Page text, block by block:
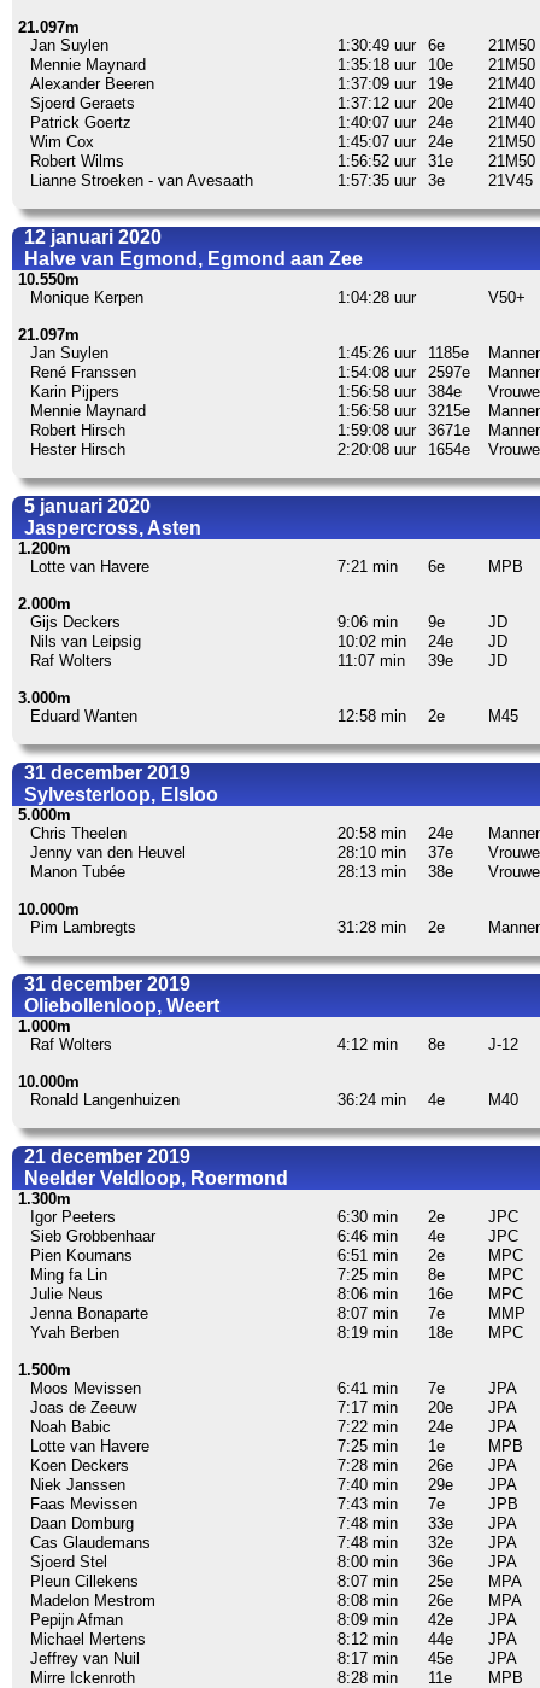
21.097m
Jan Suylen
1:30:49 uur 6e
21M50
Mennie Maynard
1:35:18 uur 10e
21M50
Alexander Beeren
1:37:09 uur 19e
21M40
Sjoerd Geraets
1:37:12 uur 20e
21M40
Patrick Goertz
1:40:07 uur 24e
21M40
Wim Cox
1:45:07 uur 24e
21M50
Robert Wilms
1:56:52 uur 31e
21M50
Lianne Stroeken - van Avesaath
1:57:35 uur 3e 21V45
12 januari 2020
Halve van Egmond, Egmond aan Zee
10.550m
Monique Kerpen
1:04:28 uur V50+
21.097m
Jan Suylen
1:45:26 uur 1185e
René Franssen
1:54:08 uur 2597e
Karin Pijpers
1:56:58 uur 384e
Mennie Maynard
1:56:58 uur 3215e
Robert Hirsch
1:59:08 uur 3671e
Hester Hirsch
2:20:08 uur 1654e
5 januari 2020
Jaspercross, Asten
1.200m
Lotte van Havere
7:21 min 6e MPB
2.000m
Gijs Deckers
9:06 min 9e
JD
Nils van Leipsig
10:02 min 24e
JD
Raf Wolters
11:07 min 39e JD
3.000m
Eduard Wanten
12:58 min 2e M45
31 december 2019
Sylvesterloop, Elsloo
5.000m
Chris Theelen
20:58 min 24e
Jenny van den Heuvel
28:10 min 37e
Manon Tubée
28:13 min 38e
10.000m
Pim Lambregts
31:28 min 2e
31 december 2019
Oliebollenloop, Weert
1.000m
Raf Wolters
4:12 min 8e J-12
10.000m
Ronald Langenhuizen
36:24 min 4e M40
21 december 2019
Neelder Veldloop, Roermond
1.300m
Igor Peeters
6:30 min 2e
JPC
Sieb Grobbenhaar
6:46 min 4e
JPC
Pien Koumans
6:51 min 2e
MPC
Ming fa Lin
7:25 min 8e
MPC
Julie Neus
8:06 min 16e
MPC
Jenna Bonaparte
8:07 min 7e
MMP
Yvah Berben
8:19 min 18e MPC
1.500m
Moos Mevissen
6:41 min 7e
JPA
Joas de Zeeuw
7:17 min 20e
JPA
Noah Babic
7:22 min 24e
JPA
Lotte van Havere
7:25 min 1e
MPB
Koen Deckers
7:28 min 26e
JPA
Niek Janssen
7:40 min 29e
JPA
Faas Mevissen
7:43 min 7e
JPB
Daan Domburg
7:48 min 33e
JPA
Cas Glaudemans
7:48 min 32e
JPA
Sjoerd Stel
8:00 min 36e
JPA
Pleun Cillekens
8:07 min 25e
MPA
Madelon Mestrom
8:08 min 26e
MPA
Pepijn Afman
8:09 min 42e
JPA
Michael Mertens
8:12 min 44e
JPA
Jeffrey van Nuil
8:17 min 45e
JPA
Mirre Ickenroth
8:28 min 11e MPB